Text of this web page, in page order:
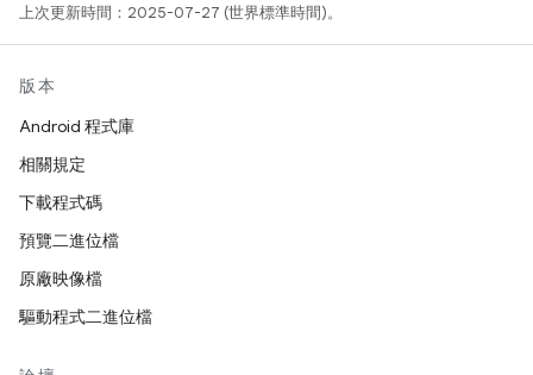
上次更新時間：2025-07-27 (世界標準時間)。
版本
Android 程式庫
相關規定
下載程式碼
預覽二進位檔
原廠映像檔
驅動程式二進位檔